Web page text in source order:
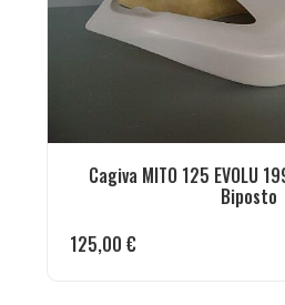
Cagiva MITO 125 EVOLU
Biposto
125,00 €